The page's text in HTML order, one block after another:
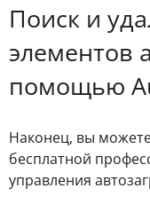
Поиск и
элементов
помощью
Наконец, вы
бесплатной
управления